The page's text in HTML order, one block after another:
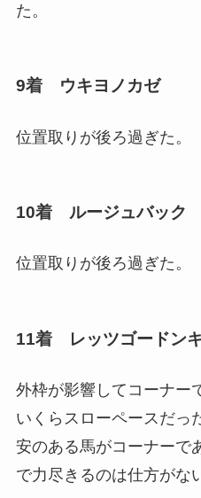
た。
9着 ウキヨノカゼ
位置取りが後ろ過ぎた。
10着 ルージュバック
位置取りが後ろ過ぎた。
11着 レッツゴードン
外枠が影響してコーナー
いくらスローペースだっ
安のある馬がコーナーで
で力尽きるのは仕方がな